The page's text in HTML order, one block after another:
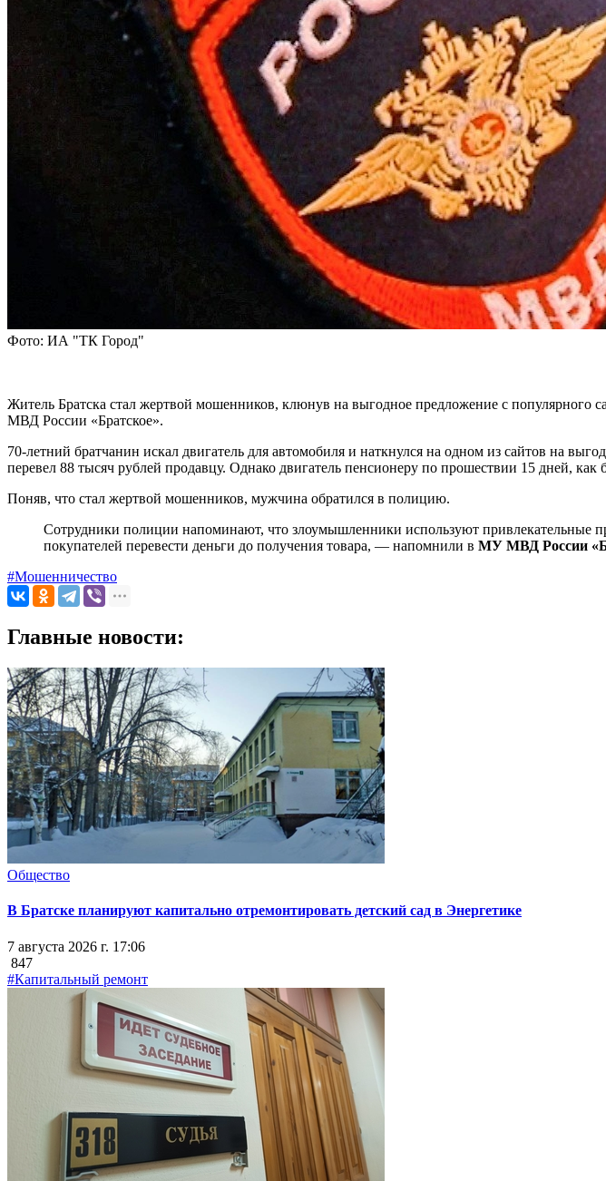
Фото: ИА "ТК Город"
Житель Братска стал жертвой мошенников, клюнув на выгодное предложение с
МВД России «Братское».
70-летний братчанин искал двигатель для автомобиля и наткнулся на одном из сайтов на
перевел 88 тысяч рублей продавцу. Однако двигатель пенсионеру по прошествии 15 дней,
Поняв, что стал жертвой мошенников, мужчина обратился в полицию.
Сотрудники полиции напоминают, что злоумышленники используют привлекательные
покупателей перевести деньги до получения товара, — напомнили в МУ МВД России
#Мошенничество
Главные новости:
Общество
В Братске планируют капитально отремонтировать детский сад в Энергетике
7 августа 2026 г. 17:06
847
#Капитальный ремонт